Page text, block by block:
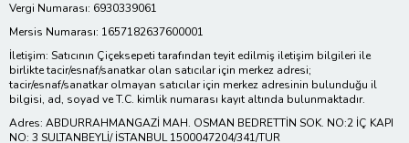
Vergi Numarası: 6930339061
Mersis Numarası: 1657182637600001
İletişim: Satıcının Çiçeksepeti tarafından teyit edilmiş iletişim bilgileri ile
birlikte tacir/esnaf/sanatkar olan satıcılar için merkez adresi;
tacir/esnaf/sanatkar olmayan satıcılar için merkez adresinin bulunduğu il
bilgisi, ad, soyad ve T.C. kimlik numarası kayıt altında bulunmaktadır.
Adres: ABDURRAHMANGAZİ MAH. OSMAN BEDRETTİN SOK. NO:2 İÇ KAPI
NO: 3 SULTANBEYLİ/ İSTANBUL 1500047204/341/TUR